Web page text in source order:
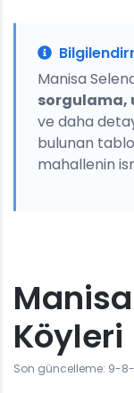
Manisa
sorgulama,
ve daha
bulunan
mahallenin
Köyleri
Son güncelleme: 9-